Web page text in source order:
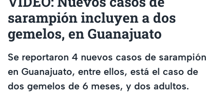
sarampión incluyen a dos
gemelos, en Guanajuato
Se reportaron 4 nuevos casos de sarampión
en Guanajuato, entre ellos, está el caso de
dos gemelos de 6 meses, y dos adultos.